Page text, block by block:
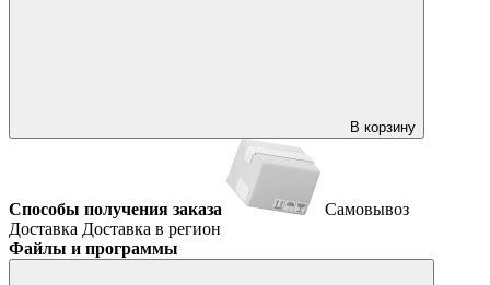
В корзину
Способы получения заказа
Самовывоз
Доставка Доставка в регион
Файлы и программы